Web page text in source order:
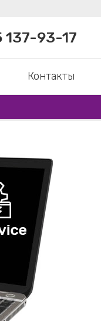
137-93-17
Контакты